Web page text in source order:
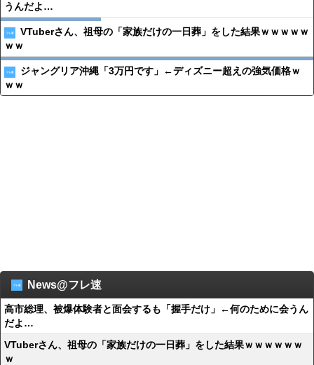
うんだよ…
VTuberさん、祖母の「家族だけの一日葬」をした結果ｗｗｗｗｗ
ｗｗ
ジャングリア沖縄「3万円です」←ディズニー超えの強気価格ｗ
ｗｗ
News@フレ速
高市総理、被爆体験者と面会するも「握手だけ」←何のために会うん
だよ…
VTuberさん、祖母の「家族だけの一日葬」をした結果ｗｗｗｗｗｗ
ｗ